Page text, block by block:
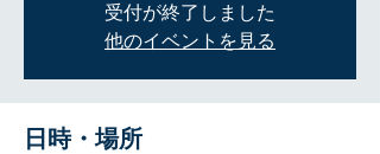
受付が終了しました
他のイベントを見る
日時・場所